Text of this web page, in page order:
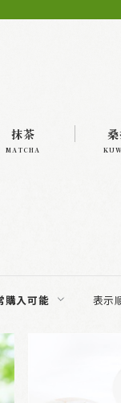
抹茶
MATCHA
購入可能 表示